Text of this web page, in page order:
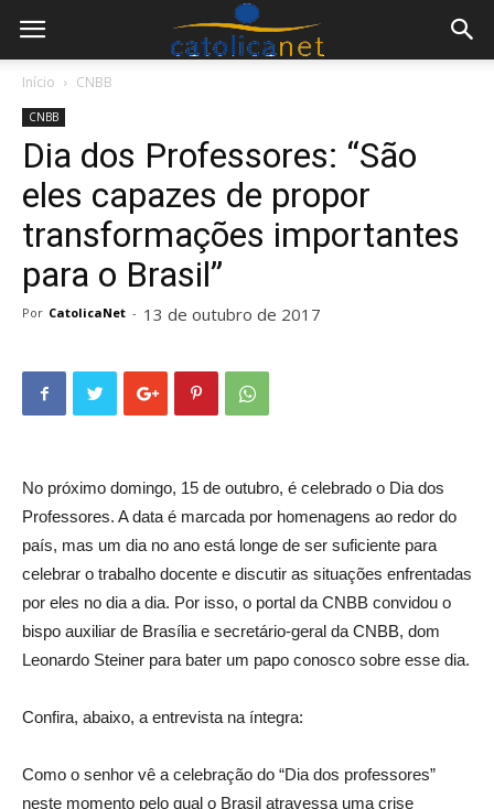
Início CNBB
CNBB
Dia dos Professores: “São
eles capazes de propor
transformações importantes
para o Brasil”
Por CatolicaNet - 13 de outubro de 2017
No próximo domingo, 15 de outubro, é celebrado o Dia dos
Professores. A data é marcada por homenagens ao redor do
país, mas um dia no ano está longe de ser suficiente para
celebrar o trabalho docente e discutir as situações enfrentadas
por eles no dia a dia. Por isso, o portal da CNBB convidou o
bispo auxiliar de Brasília e secretário-geral da CNBB, dom
Leonardo Steiner para bater um papo conosco sobre esse dia.
Confira, abaixo, a entrevista na íntegra:
Como o senhor vê a celebração do “Dia dos professores”
neste momento pelo qual o Brasil atravessa uma crise